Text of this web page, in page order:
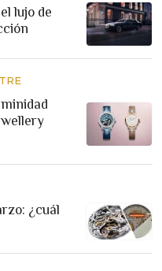
lujo de
¿cuál